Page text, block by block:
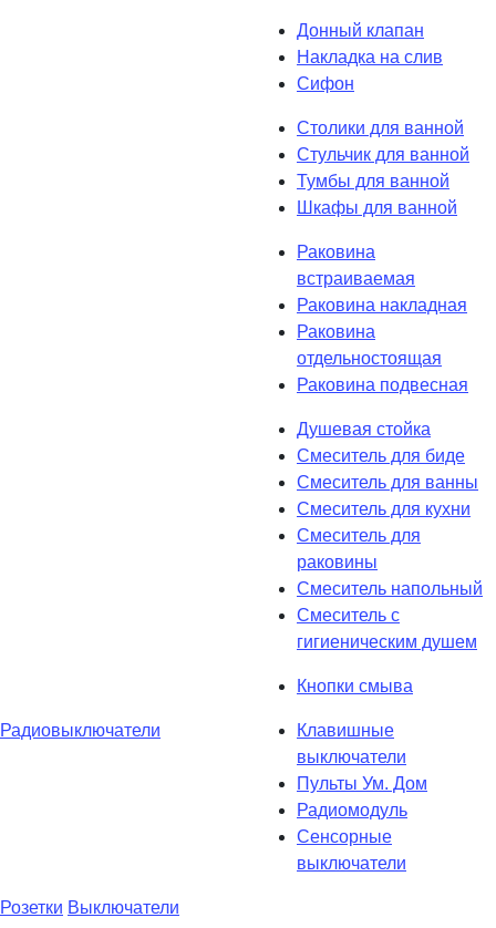
Донный клапан
Накладка на слив
Сифон
Столики для ванной
Стульчик для ванной
Тумбы для ванной
Шкафы для ванной
Раковина
встраиваемая
Раковина накладная
Раковина
отдельностоящая
Раковина подвесная
Душевая стойка
Смеситель для биде
Смеситель для ванны
Смеситель для кухни
Смеситель для
раковины
Смеситель напольный
Смеситель с
гигиеническим душем
Кнопки смыва
Радиовыключатели
Клавишные
выключатели
Пульты Ум. Дом
Радиомодуль
Сенсорные
выключатели
Розетки Выключатели